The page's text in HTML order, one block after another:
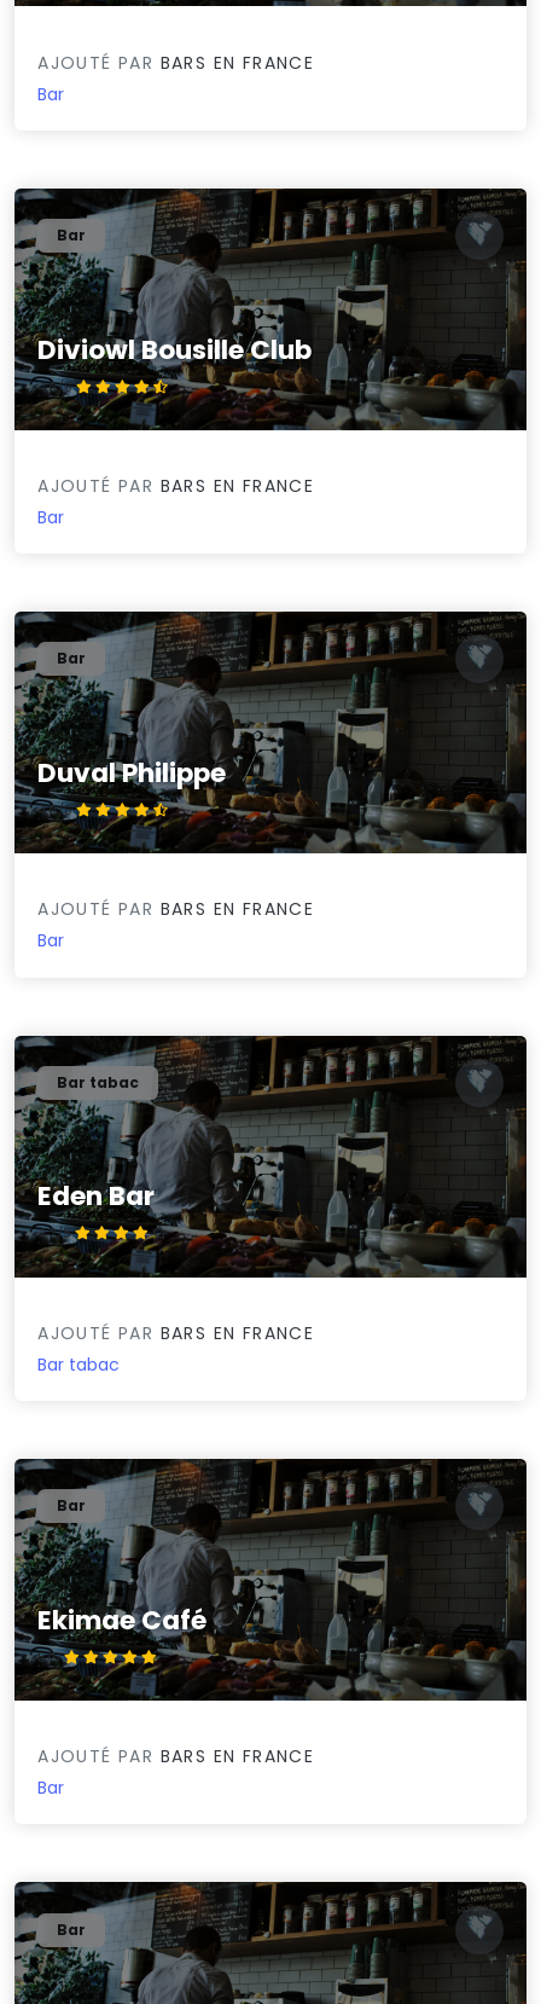
AJOUTÉ PAR BARS EN FRANCE
Bar
Diviowl Bousille Club
4.6/5
Bar
AJOUTÉ PAR BARS EN FRANCE
Bar
Duval Philippe
4.6/5
Bar
AJOUTÉ PAR BARS EN FRANCE
Bar
Eden Bar
4.2/5
Bar tabac
AJOUTÉ PAR BARS EN FRANCE
Bar tabac
Ekimae Café
5/5
Bar
AJOUTÉ PAR BARS EN FRANCE
Bar
Bar